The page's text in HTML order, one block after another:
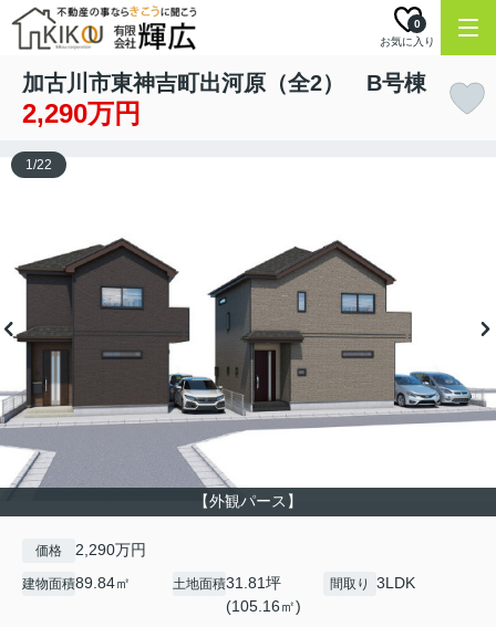
お気に入り
0
加古川市東神吉町出河原（全2） B号棟
2,290万円
【外観パース】
1/22
価格 2,290万円
建物面積89.84㎡ 土地面積31.81坪
(105.16㎡)
間取り 3LDK